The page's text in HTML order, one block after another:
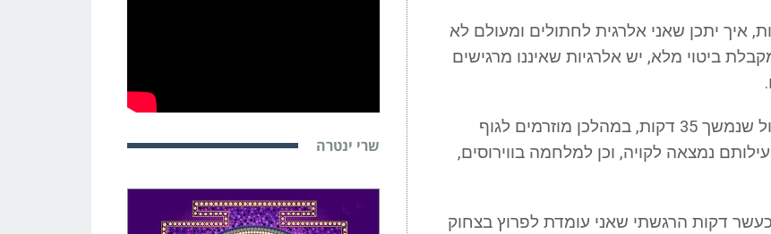
איך יתכן שאני אלרגית לחתולים ומעולם לא
ביטוי מלא, יש אלרגיות שאיננו מרגישים
בתום הבדיקה וההסבר, חוברתי לתהליך טיפול שנמשך 35 דקות, במהלכן מוזרמים לגוף
נמצאה לקויה, וכן למלחמה בווירוסים,
דקות הרגשתי שאני עומדת לפרוץ בצחוק
שרי ינטרה